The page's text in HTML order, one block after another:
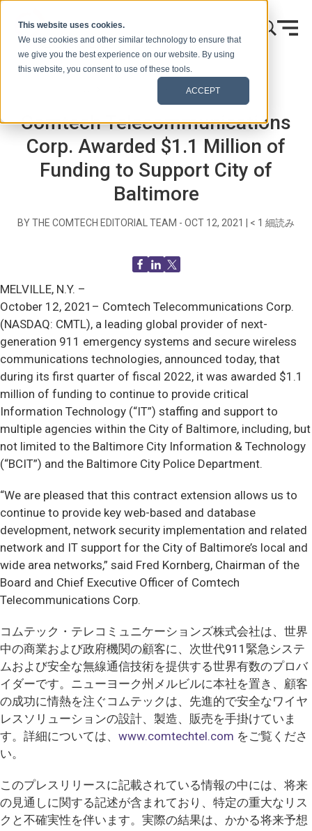
This website uses cookies.
We use cookies and other similar technology to ensure that
we give you the best experience on our website. By using
this website, you consent to use of these tools.
ACCEPT
プレスリリース
Comtech Telecommunications
Corp. Awarded $1.1 Million of
Funding to Support City of
Baltimore
BY THE COMTECH EDITORIAL TEAM - OCT 12, 2021 < 1 細読み
MELVILLE, N.Y. –
October 12, 2021– Comtech Telecommunications Corp.
(NASDAQ: CMTL), a leading global provider of next-
generation 911 emergency systems and secure wireless
communications technologies, announced today, that
during its first quarter of fiscal 2022, it was awarded $1.1
million of funding to continue to provide critical
Information Technology (“IT”) staffing and support to
multiple agencies within the City of Baltimore, including, but
not limited to the Baltimore City Information & Technology
(“BCIT”) and the Baltimore City Police Department.
“We are pleased that this contract extension allows us to
continue to provide key web-based and database
development, network security implementation and related
network and IT support for the City of Baltimore’s local and
wide area networks,” said Fred Kornberg, Chairman of the
Board and Chief Executive Officer of Comtech
Telecommunications Corp.
コムテック・テレコミュニケーションズ株式会社は、世界
中の商業および政府機関の顧客に、次世代911緊急システ
ムおよび安全な無線通信技術を提供する世界有数のプロバ
イダーです。ニューヨーク州メルビルに本社を置き、顧客
の成功に情熱を注ぐコムテックは、先進的で安全なワイヤ
レスソリューションの設計、製造、販売を手掛けていま
す。詳細については、 www.comtechtel.com をご覧くださ
い。
このプレスリリースに記載されている情報の中には、将来
の見通しに関する記述が含まれており、特定の重大なリス
クと不確実性を伴います。実際の結果は、かかる将来予想